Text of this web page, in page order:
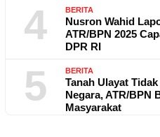
4 BERITA
Nusron Wahid
ATR/BPN 2025
DPR RI
5 BERITA
Tanah Ulayat
Negara, ATR/BPN
Masyarakat